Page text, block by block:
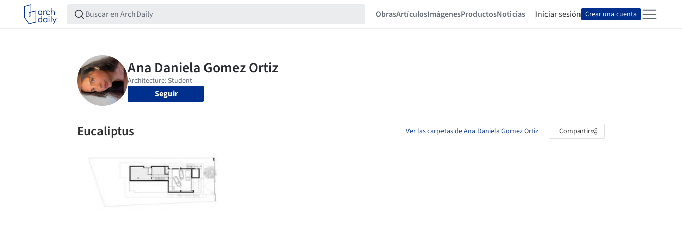
ObrasArtículosImágenesProductosNoticias Iniciar sesión Crear una cuenta
Seguir
Eucaliptus Ver las carpetas de Ana Daniela Gomez Ortiz Compartir